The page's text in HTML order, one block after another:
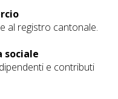
al registro cantonale.
sociale
e contributi